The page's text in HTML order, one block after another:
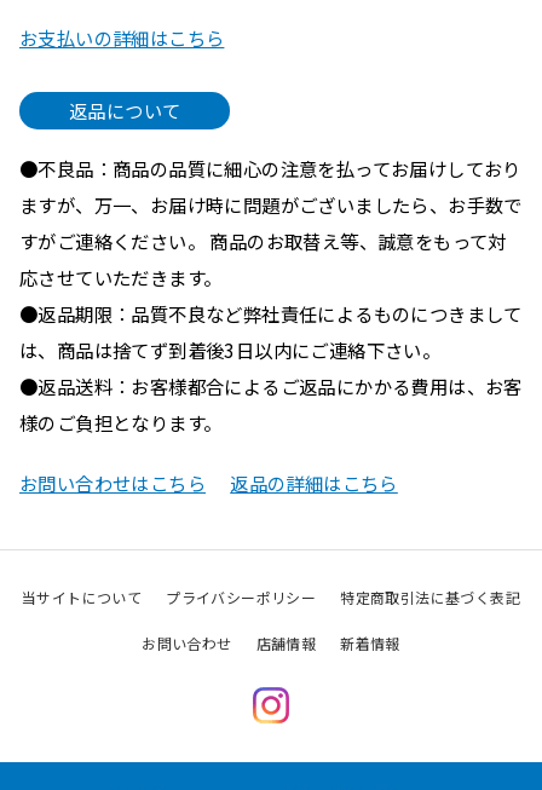
お支払いの詳細はこちら
返品について
●不良品：商品の品質に細心の注意を払ってお届けしており
ますが、万一、お届け時に問題がございましたら、お手数で
すがご連絡ください。 商品のお取替え等、誠意をもって対
応させていただきます。
●返品期限：品質不良など弊社責任によるものにつきまして
は、商品は捨てず到着後3日以内にご連絡下さい。
●返品送料：お客様都合によるご返品にかかる費用は、お客
様のご負担となります。
お問い合わせはこちら 返品の詳細はこちら
当サイトについて プライバシーポリシー 特定商取引法に基づく表記
お問い合わせ 店舗情報 新着情報